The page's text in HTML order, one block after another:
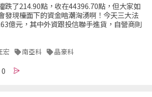
跌了214.90點，收在44396.70點，但大家如
發現檯面下的資金暗潮洶湧啊！今天三大法
億元，其中外資跟投信聯手進貨，自營商則
宏 南亞科 晶豪科
0